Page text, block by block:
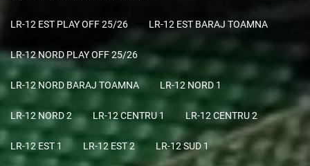
LR-12 EST PLAY OFF 25/26 LR-12 EST BARAJ TOAMNA
LR-12 NORD PLAY OFF 25/26
LR-12 NORD BARAJ TOAMNA LR-12 NORD 1
LR-12 NORD 2 LR-12 CENTRU 1 LR-12 CENTRU 2
LR-12 EST 1 LR-12 EST 2 LR-12 SUD 1